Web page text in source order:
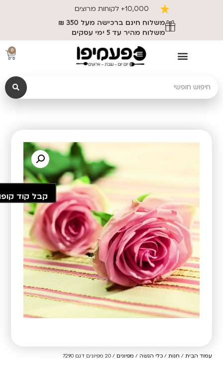
10,000+ לקוחות מרוצים
משלוח חינם ברכישה מעל 350 ₪
משלוח מהיר עד 5 ימי עסקים
0
עמוד הבית / חנות /כלי הגשה / מפיונים / 20 מפיונים דגם 7290
קבל קוד